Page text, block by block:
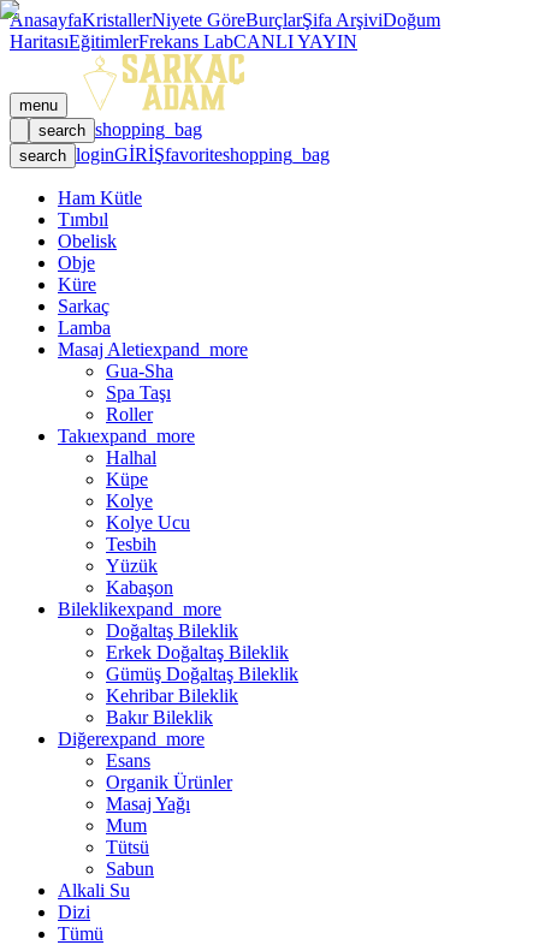
AnasayfaKristallerNiyete GöreBurçlarŞifa ArşiviDoğum
HaritasıEğitimlerFrekans LabCANLI YAYIN
menu
search shopping_bag
search loginGİRİŞfavoriteshopping_bag
Ham Kütle
Tımbıl
Obelisk
Obje
Küre
Sarkaç
Lamba
Masaj Aletiexpand_more
Gua-Sha
Spa Taşı
Roller
Takıexpand_more
Halhal
Küpe
Kolye
Kolye Ucu
Tesbih
Yüzük
Kabaşon
Bileklikexpand_more
Doğaltaş Bileklik
Erkek Doğaltaş Bileklik
Gümüş Doğaltaş Bileklik
Kehribar Bileklik
Bakır Bileklik
Diğerexpand_more
Esans
Organik Ürünler
Masaj Yağı
Mum
Tütsü
Sabun
Alkali Su
Dizi
Tümü